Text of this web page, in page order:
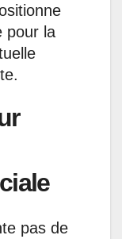
pour la
pas de